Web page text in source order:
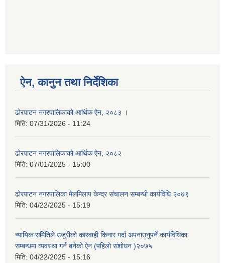
ऐन, कानुन तथा निर्देशिका
ढोरपाटन नगरपालिकाको आर्थिक ऐन, २०८३ ।
मिति: 07/31/2026 - 11:24
ढोरपाटन नगरपालिकाको आर्थिक ऐन, २०८२
मिति: 07/01/2025 - 15:00
ढोरपाटन नगरपालिका मेलमिलाप केन्द्र संचालन सम्बन्धी कार्यविधि २०७९
मिति: 04/22/2025 - 15:19
न्यायिक समितिले उजुरीको कारवाही किनार गर्दा अपनाउनुपर्ने कार्यविधिका
सम्बन्धमा व्यवस्था गर्न बनेको ऐन (पहिलो संशोधन )२०७५
मिति: 04/22/2025 - 15:16